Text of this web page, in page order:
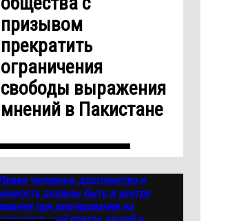
призывом
прекратить
ограничения
свободы выражения
мнений в Пакистане